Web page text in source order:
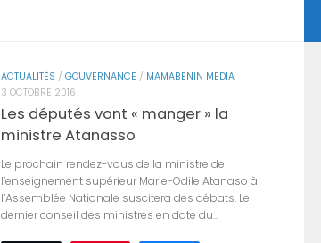
ACTUALITÉS / GOUVERNANCE / MAMABENIN MEDIA
3 OCTOBRE 2016
Les députés vont « manger » la
ministre Atanasso
Le prochain rendez-vous de la ministre de
l’enseignement supérieur Marie-Odile Atanaso à
l’Assemblée Nationale suscitera des débats. Le
dernier conseil des ministres en date du...